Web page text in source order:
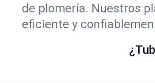
de plomería. Nuestros
eficiente y